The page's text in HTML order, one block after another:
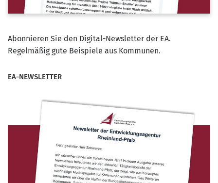
Abonnieren Sie den Digital-Newsletter der EA.
Regelmäßig gute Beispiele aus Kommunen.
EA-NEWSLETTER